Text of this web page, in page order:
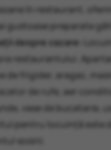
în restaurant,
gustoase preparate
despre cazare:
restaurantului.
de frigider, aragaz,
de rufe, aer
vase de bucatarie,
pentru locuință este
sosirii.